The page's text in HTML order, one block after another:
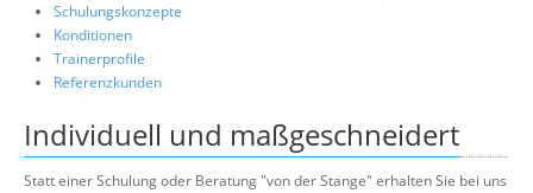
Schulungskonzepte
Konditionen
Trainerprofile
Referenzkunden
Individuell und maßgeschneidert
Statt einer Schulung oder Beratung "von der Stange" erhalten Sie bei uns